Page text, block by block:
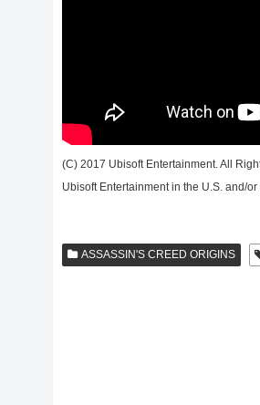
(C) 2017 Ubisoft Entertainment. All
Ubisoft Entertainment in the U.S. and/or
ASSASSIN'S CREED ORIGINS